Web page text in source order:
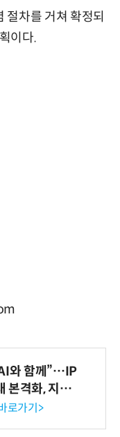
절차를 거쳐 확정되
이다.
와 함께”…IP
본격화, 지식
데이터분석
로가기>